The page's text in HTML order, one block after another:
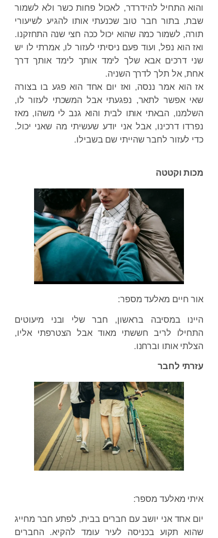
והוא התחיל להידרדר, לאכול פחות כשר ולא לשמור
שבת, בתור חבר טוב שכנעתי אותו להגיע לשיעורי
תורה, לשמור כמה שהוא יכול ככה חצי שנה התחזקנו.
ואז הוא נפל, ועוד פעם ניסיתי לעזור לו, אמרתי לו יש
שני דרכים אבא שלך לימד אותך לימד אותך דרך
אחת, אל תלך לדרך השניה.
אז הוא אמר ננסה, ואז יום אחד הוא פגע בו בצורה
שאי אפשר לתאר, נפגעתי אבל המשכתי לעזור לו,
השלמנו, הבאתי אותו לבית והוא גנב לי משהו, מאז
נפרדו דרכינו, אבל אני יודע שעשיתי מה שאני יכול.
כדי לעזור לחבר שהייתי שם בשבילו.
מכות וקטטה
אור חיים מאלעד מספר:
היינו במסיבה בראשון, חבר שלי ובני מיעוטים
התחילו לריב חששתי מאוד אבל הצטרפתי אליו,
הצלתי אותו וברחנו.
עזרתי לחבר
איתי מאלעד מספר:
יום אחד אני יושב עם חברים בבית, לפתע חבר מחייג
שהוא תקוע בכניסה לעיר עומד להקיא. החברים